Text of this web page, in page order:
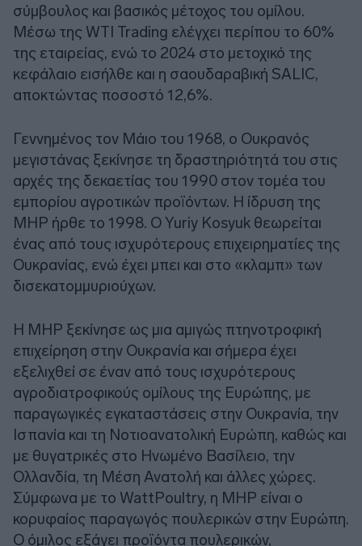
σύμβουλος και βασικός μέτοχος του ομίλου.
Μέσω της WTI Trading ελέγχει περίπου το 60%
της εταιρείας, ενώ το 2024 στο μετοχικό της
κεφάλαιο εισήλθε και η σαουδαραβική SALIC,
αποκτώντας ποσοστό 12,6%.
Γεννημένος τον Μάιο του 1968, ο Ουκρανός
μεγιστάνας ξεκίνησε τη δραστηριότητά του στις
αρχές της δεκαετίας του 1990 στον τομέα του
εμπορίου αγροτικών προϊόντων. Η ίδρυση της
MHP ήρθε το 1998. Ο Yuriy Kosyuk θεωρείται
ένας από τους ισχυρότερους επιχειρηματίες της
Ουκρανίας, ενώ έχει μπει και στο «κλαμπ» των
δισεκατομμυριούχων.
Η MHP ξεκίνησε ως μια αμιγώς πτηνοτροφική
επιχείρηση στην Ουκρανία και σήμερα έχει
εξελιχθεί σε έναν από τους ισχυρότερους
αγροδιατροφικούς ομίλους της Ευρώπης, με
παραγωγικές εγκαταστάσεις στην Ουκρανία, την
Ισπανία και τη Νοτιοανατολική Ευρώπη, καθώς και
με θυγατρικές στο Ηνωμένο Βασίλειο, την
Ολλανδία, τη Μέση Ανατολή και άλλες χώρες.
Σύμφωνα με το WattPoultry, η MHP είναι ο
κορυφαίος παραγωγός πουλερικών στην Ευρώπη.
Ο όμιλος εξάγει προϊόντα πουλερικών,